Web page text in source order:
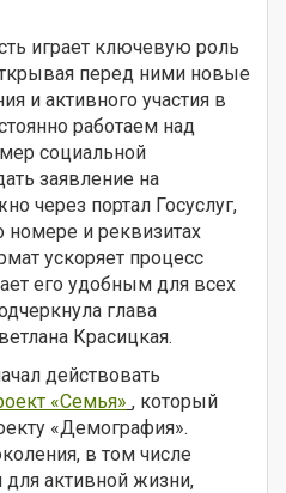
играет ключевую роль
перед ними новые
и активного участия в
работаем над
социальной
заявление на
через портал Госуслуг,
номере и реквизитах
ускоряет процесс
его удобным для всех
глава
Красицкая.
действовать
«Семья» , который
«Демография».
в том числе
активной жизни,